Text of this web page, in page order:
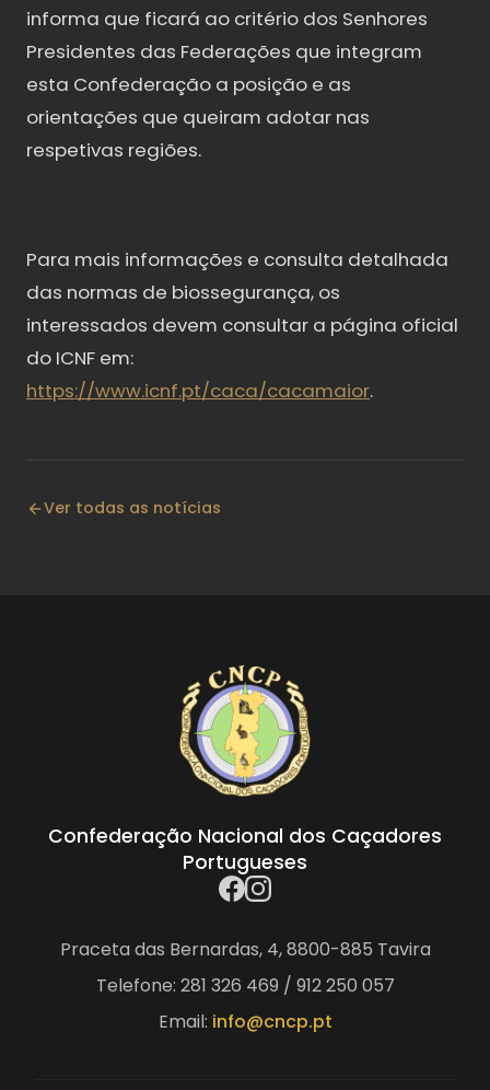
informa que ficará ao critério dos Senhores
Presidentes das Federações que integram
esta Confederação a posição e as
orientações que queiram adotar nas
respetivas regiões.
Para mais informações e consulta detalhada
das normas de biossegurança, os
interessados devem consultar a página oficial
do ICNF em:
https://www.icnf.pt/caca/cacamaior.
Ver todas as notícias
Confederação Nacional dos Caçadores
Portugueses
Praceta das Bernardas, 4, 8800-885 Tavira
Telefone: 281 326 469 / 912 250 057
Email: info@cncp.pt